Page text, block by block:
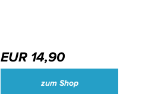
EUR 14,90
zum Shop